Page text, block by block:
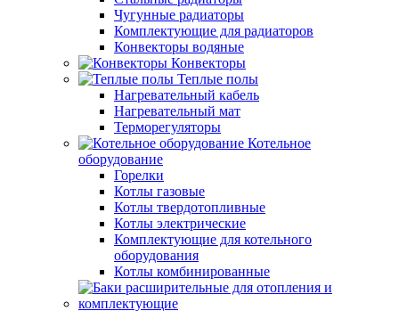
Чугунные радиаторы
Комплектующие для радиаторов
Конвекторы водяные
Конвекторы
Теплые полы
Нагревательный кабель
Нагревательный мат
Терморегуляторы
Котельное
оборудование
Горелки
Котлы газовые
Котлы твердотопливные
Котлы электрические
Комплектующие для котельного
оборудования
Котлы комбинированные